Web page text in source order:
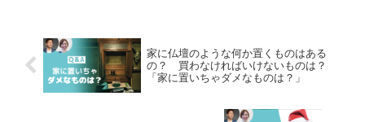
家に仏壇のような何か置くものはある
の？ 買わなければいけないものは？
「家に置いちゃダメなものは？」